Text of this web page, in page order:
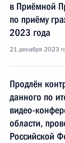
в Приёмной
по приёму
2023 года
21 декабря 2023
Продлён
данного по
видео-
области,
Российской